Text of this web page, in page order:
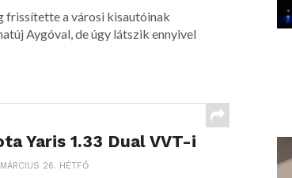
frissítette a városi kisautóinak
Aygóval, de úgy látszik ennyivel
Yaris 1.33 Dual VVT-i
26. HÉTFŐ